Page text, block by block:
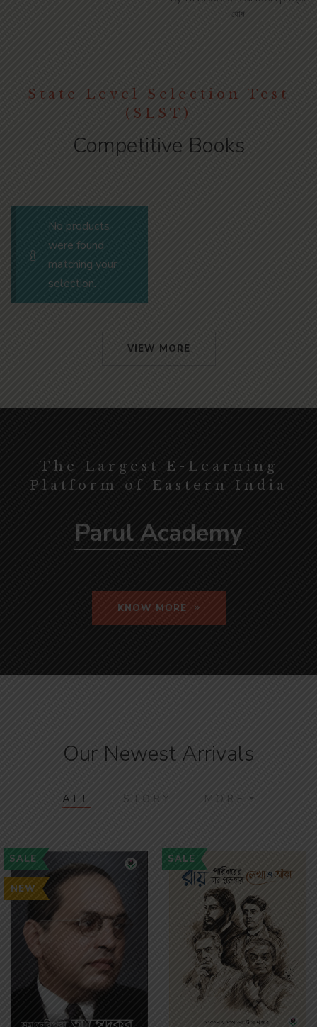
ঘোষ
State Level Selection Test
(SLST)
Competitive Books
No products
were found
matching your
selection.
VIEW MORE
The Largest E-Learning
Platform of Eastern India
Parul Academy
KNOW MORE
Our Newest Arrivals
ALL STORY MORE
SALE
NEW
SALE